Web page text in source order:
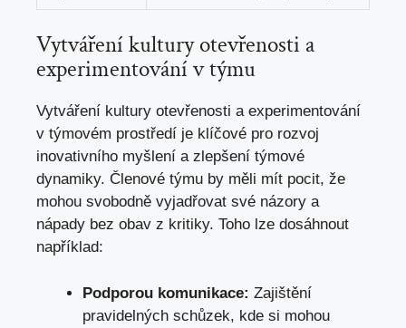
Vytváření kultury otevřenosti a
experimentování v týmu
Vytváření kultury otevřenosti a experimentování
v týmovém prostředí je klíčové pro rozvoj
inovativního myšlení a zlepšení týmové
dynamiky. Členové týmu by měli mít pocit, že
mohou svobodně vyjadřovat své názory a
nápady bez obav z kritiky. Toho lze dosáhnout
například:
Podporou komunikace: Zajištění
pravidelných schůzek, kde si mohou